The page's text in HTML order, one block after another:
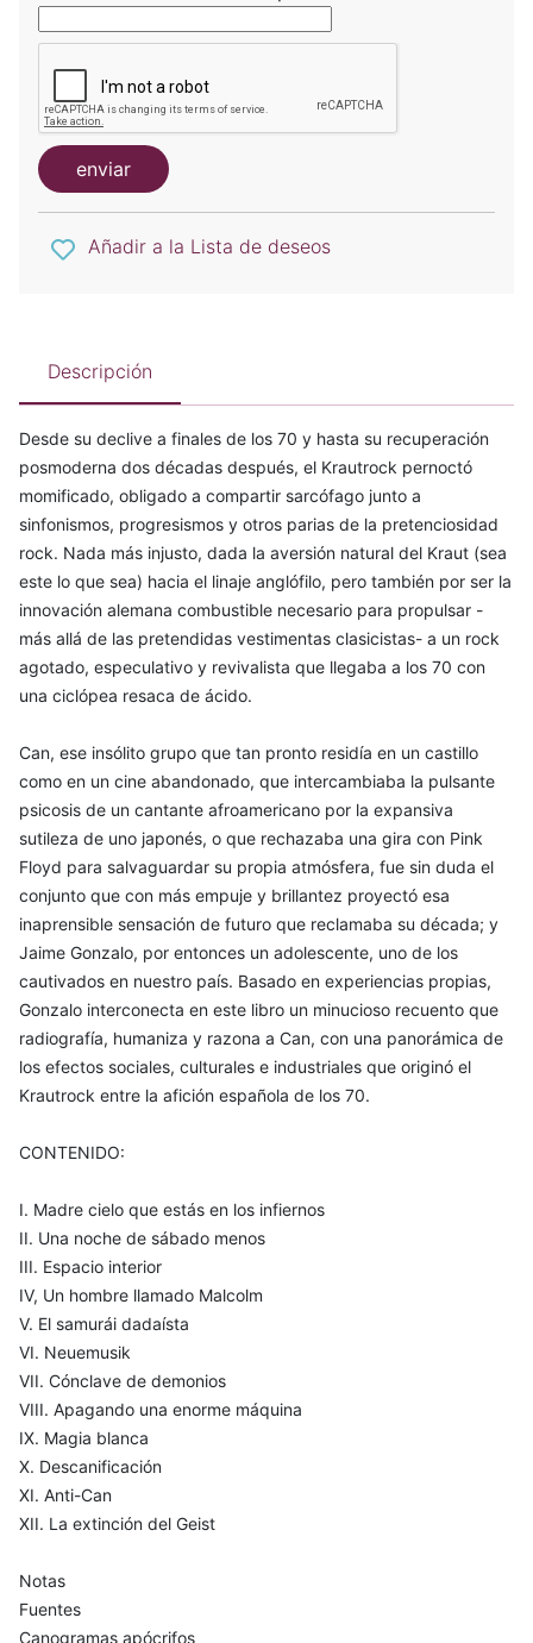
enviar
Añadir a la Lista de deseos
Descripción
Desde su declive a finales de los 70 y hasta su recuperación
posmoderna dos décadas después, el Krautrock pernoctó
momificado, obligado a compartir sarcófago junto a
sinfonismos, progresismos y otros parias de la pretenciosidad
rock. Nada más injusto, dada la aversión natural del Kraut (sea
este lo que sea) hacia el linaje anglófilo, pero también por ser la
innovación alemana combustible necesario para propulsar -
más allá de las pretendidas vestimentas clasicistas- a un rock
agotado, especulativo y revivalista que llegaba a los 70 con
una ciclópea resaca de ácido.
Can, ese insólito grupo que tan pronto residía en un castillo
como en un cine abandonado, que intercambiaba la pulsante
psicosis de un cantante afroamericano por la expansiva
sutileza de uno japonés, o que rechazaba una gira con Pink
Floyd para salvaguardar su propia atmósfera, fue sin duda el
conjunto que con más empuje y brillantez proyectó esa
inaprensible sensación de futuro que reclamaba su década; y
Jaime Gonzalo, por entonces un adolescente, uno de los
cautivados en nuestro país. Basado en experiencias propias,
Gonzalo interconecta en este libro un minucioso recuento que
radiografía, humaniza y razona a Can, con una panorámica de
los efectos sociales, culturales e industriales que originó el
Krautrock entre la afición española de los 70.
CONTENIDO:
I. Madre cielo que estás en los infiernos
II. Una noche de sábado menos
III. Espacio interior
IV, Un hombre llamado Malcolm
V. El samurái dadaísta
VI. Neuemusik
VII. Cónclave de demonios
VIII. Apagando una enorme máquina
IX. Magia blanca
X. Descanificación
XI. Anti-Can
XII. La extinción del Geist
Notas
Fuentes
Canogramas apócrifos